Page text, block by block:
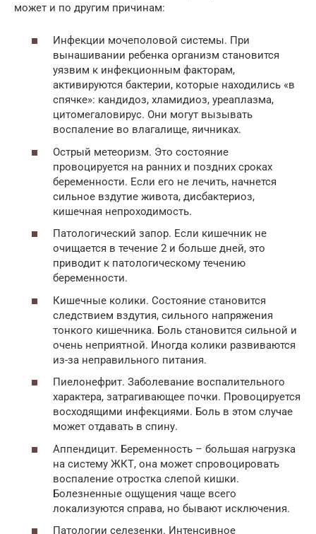
может и по другим причинам:
Инфекции мочеполовой системы. При
вынашивании ребенка организм становится
уязвим к инфекционным факторам,
активируются бактерии, которые находились «в
спячке»: кандидоз, хламидиоз, уреаплазма,
цитомегаловирус. Они могут вызывать
воспаление во влагалище, яичниках.
Острый метеоризм. Это состояние
провоцируется на ранних и поздних сроках
беременности. Если его не лечить, начнется
сильное вздутие живота, дисбактериоз,
кишечная непроходимость.
Патологический запор. Если кишечник не
очищается в течение 2 и больше дней, это
приводит к патологическому течению
беременности.
Кишечные колики. Состояние становится
следствием вздутия, сильного напряжения
тонкого кишечника. Боль становится сильной и
очень неприятной. Иногда колики развиваются
из-за неправильного питания.
Пиелонефрит. Заболевание воспалительного
характера, затрагивающее почки. Провоцируется
восходящими инфекциями. Боль в этом случае
может отдавать в спину.
Аппендицит. Беременность – большая нагрузка
на систему ЖКТ, она может спровоцировать
воспаление отростка слепой кишки.
Болезненные ощущения чаще всего
локализуются справа, но бывают исключения.
Патологии селезенки. Интенсивное